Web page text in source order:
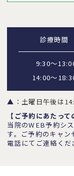
診療時間
9:30～
14:00～
▲ ：土曜日午後は
【ご予約にあたって
当院のWEB予約シ
す。ご予約のキャ
電話にてご連絡くだ